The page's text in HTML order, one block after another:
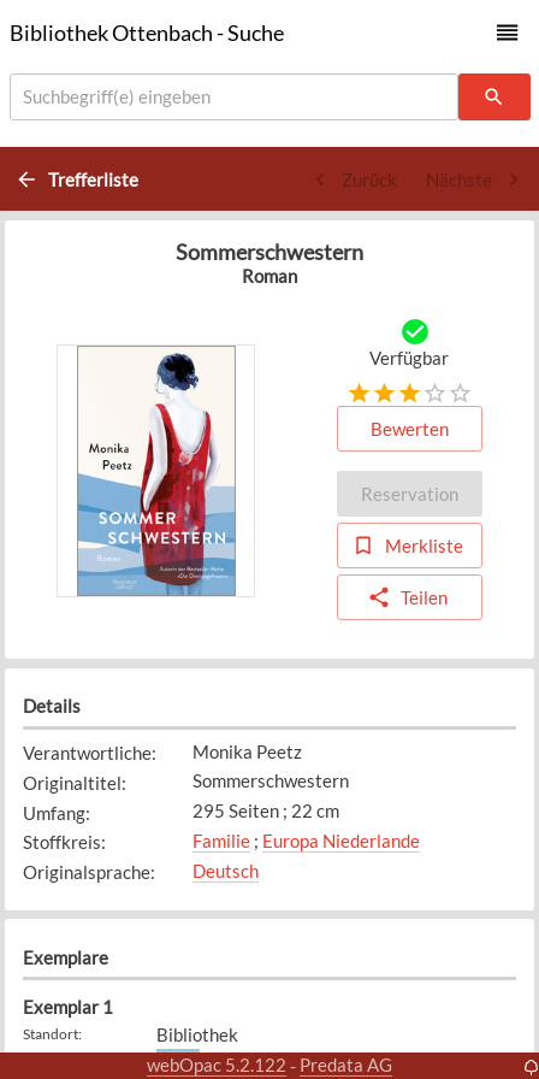
Bibliothek Ottenbach - Suche
Suchbegriff(e) eingeben
Trefferliste Zurück Nächste
Sommerschwestern
Roman
Verfügbar
Bewerten
Reservation
Merkliste
Teilen
Details
Verantwortliche:
Monika Peetz
Originaltitel:
Sommerschwestern
Umfang:
295 Seiten ; 22 cm
Stoffkreis: Familie; Europa Niederlande
Originalsprache: Deutsch
Exemplare
Exemplar 1
Standort: Bibliothek
PEET
webOpac 5.2.122 - Predata AG